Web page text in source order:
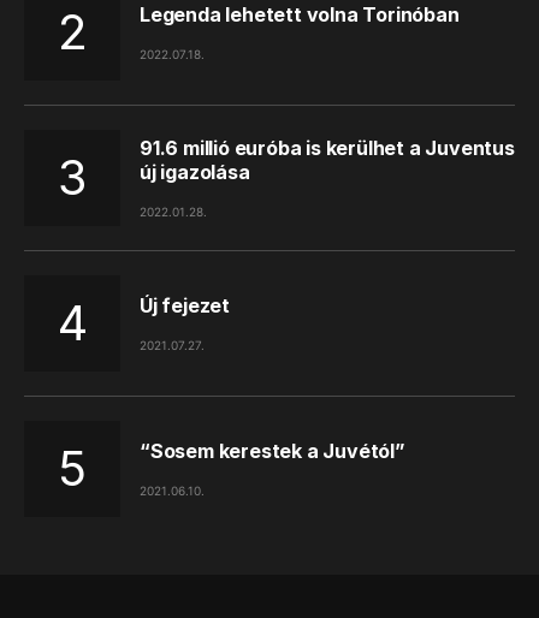
Legenda lehetett volna Torinóban
2022.07.18.
91.6 millió euróba is kerülhet a Juventus
új igazolása
2022.01.28.
Új fejezet
2021.07.27.
“Sosem kerestek a Juvétól”
2021.06.10.